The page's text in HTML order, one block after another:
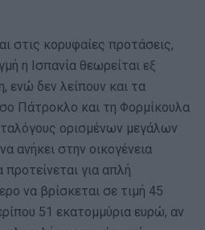
στις κορυφαίες προτάσεις,
η Ισπανία θεωρείται εξ
ενώ δεν λείπουν και τα
Πάτροκλο και τη Φορμίκουλα
ορισμένων μεγάλων
ανήκει στην οικογένεια
προτείνεται για απλή
να βρίσκεται σε τιμή 45
51 εκατομμύρια ευρώ, αν